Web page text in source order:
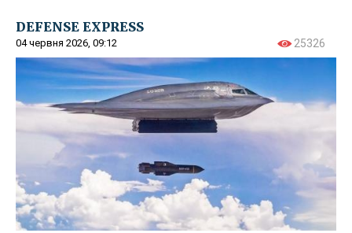
DEFENSE EXPRESS
04 червня 2026, 09:12 25326